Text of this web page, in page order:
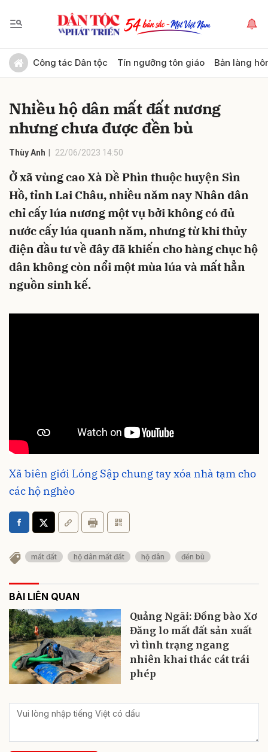
Công tác Dân tộc Tín ngưỡng tôn giáo Bản làng
Nhiều hộ dân mất đất nương
nhưng chưa được đền bù
Thùy Anh 22/06/2023 14:50
Ở xã vùng cao Xà Dề Phìn thuộc huyện Sìn
Hồ, tỉnh Lai Châu, nhiều năm nay Nhân dân
chỉ cấy lúa nương một vụ bởi không có đủ
nước cấy lúa quanh năm, nhưng từ khi thủy
điện đầu tư về đây đã khiến cho hàng chục hộ
dân không còn nổi một mùa lúa và mất hẳn
nguồn sinh kế.
Xã biên giới Lóng Sập chung tay xóa nhà tạm cho
các hộ nghèo
mất đất hộ dân mất đất hộ dân đền bù
BÀI LIÊN QUAN
Quảng Ngãi: Đồng bào Xơ
Đăng lo mất đất sản xuất
vì tình trạng ngang
nhiên khai thác cát trái
phép
Gửi bình luận
Hủy Gửi